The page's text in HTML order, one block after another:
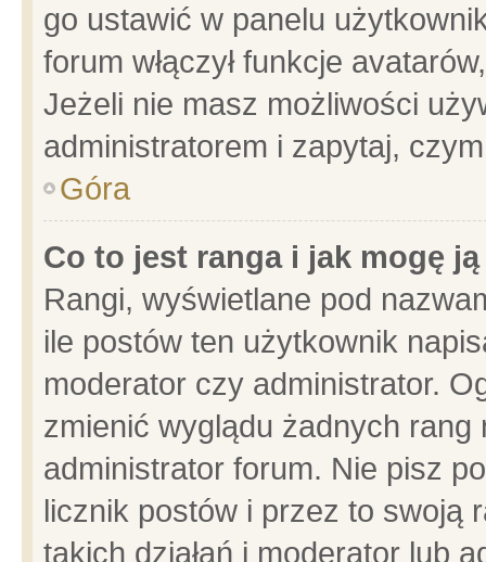
go ustawić w panelu
forum włączył funkcje
Jeżeli nie masz możliwości
administratorem i zapytaj,
Góra
Co to jest ranga i jak mogę
Rangi, wyświetlane pod
ile postów ten użytkownik
moderator czy administrator.
zmienić wyglądu żadnych
administrator forum. Nie pisz
licznik postów i przez to swoją
takich działań i moderator lub